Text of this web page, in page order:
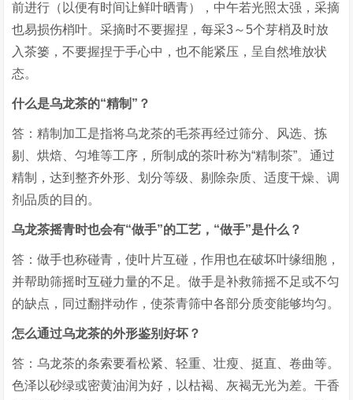
前进行（以便有时间让鲜叶晒青），中午若光照太强，采摘
也易损伤梢叶。采摘时不要握捏，每采3～5个芽梢及时放
入茶篓，不要握捏于手心中，也不能紧压，呈自然堆放状
态。
什么是乌龙茶的“精制”？
答：精制加工是指将乌龙茶的毛茶再经过筛分、风选、拣
剔、烘焙、匀堆等工序，所制成的茶叶称为“精制茶”。通过
精制，达到整齐外形、划分等级、剔除杂质、适度干燥、调
剂品质的目的。
乌龙茶摇青时也会有“做手”的工艺，“做手”是什么？
答：做手也称碰青，使叶片互碰，作用也在破坏叶缘细胞，
并帮助筛摇时互碰力量的不足。做手是补救筛摇不足或不匀
的缺点，同过翻拌动作，使茶青筛中各部分质变能够均匀。
怎么通过乌龙茶的外形鉴别好坏？
答：乌龙茶的条索要看松紧、轻重、壮瘦、挺直、卷曲等。
色泽以砂绿或密黄油润为好，以枯褐、灰褐无光为差。干香